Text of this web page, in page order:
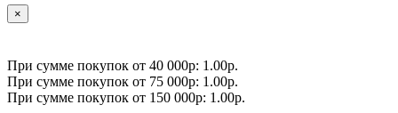
×
При сумме покупок от 40 000р: 1.00р.
При сумме покупок от 75 000р: 1.00р.
При сумме покупок от 150 000р: 1.00р.